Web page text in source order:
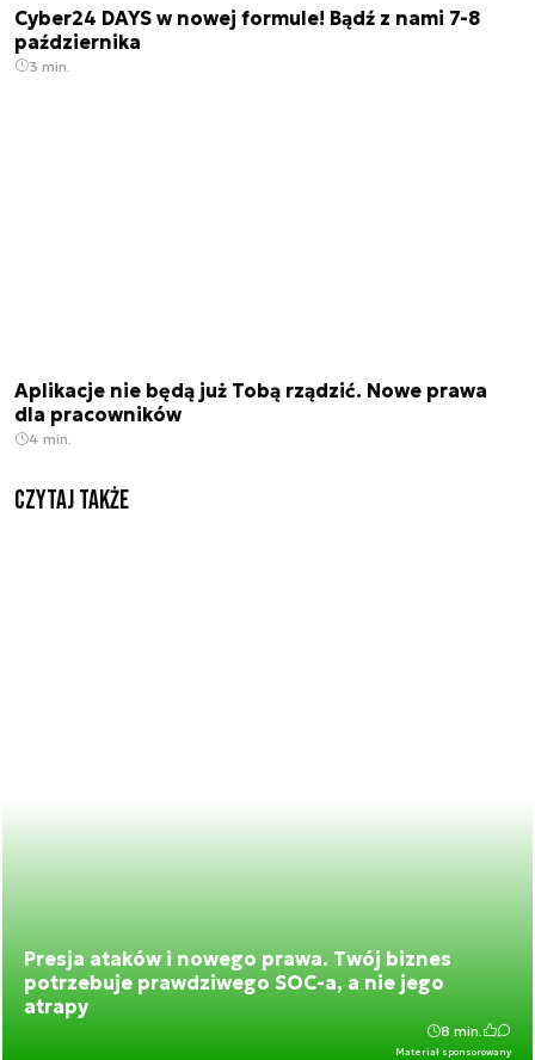
Cyber24 DAYS w nowej formule! Bądź z nami 7-8
października
3 min.
Aplikacje nie będą już Tobą rządzić. Nowe prawa
dla pracowników
4 min.
Czytaj także
Presja ataków i nowego prawa. Twój biznes
potrzebuje prawdziwego SOC-a, a nie jego
atrapy
Materiał sponsorowany
8 min.